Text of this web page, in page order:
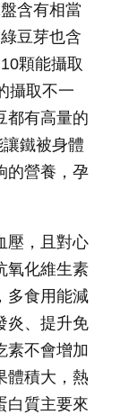
含有相當
豆芽也含
顆能攝取
攝取不一
都有高量的
鐵被身體
的營養，孕
壓，且對心
氧化維生素
多食用能減
炎、提升免
素不會增加
體積大，熱
白質主要來